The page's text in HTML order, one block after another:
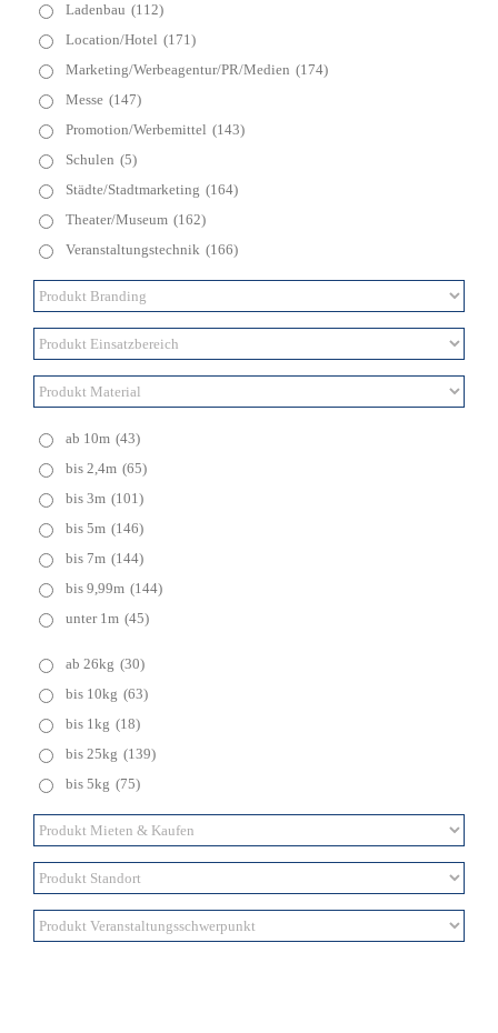
Ladenbau (112)
Location/Hotel (171)
Marketing/Werbeagentur/PR/Medien (174)
Messe (147)
Promotion/Werbemittel (143)
Schulen (5)
Städte/Stadtmarketing (164)
Theater/Museum (162)
Veranstaltungstechnik (166)
ab 10m (43)
bis 2,4m (65)
bis 3m (101)
bis 5m (146)
bis 7m (144)
bis 9,99m (144)
unter 1m (45)
ab 26kg (30)
bis 10kg (63)
bis 1kg (18)
bis 25kg (139)
bis 5kg (75)